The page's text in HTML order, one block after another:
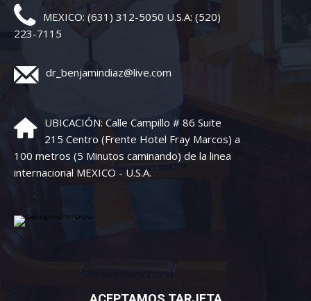
MEXICO: (631) 312-5050 U.S.A: (520)
223-7115
dr_benjamindiaz@live.com
UBICACIÓN: Calle Campillo # 86 Suite
215 Centro (Frente Hotel Fray Marcos) a
100 metros (5 Minutos caminando) de la linea
internacional MEXICO - U.S.A.